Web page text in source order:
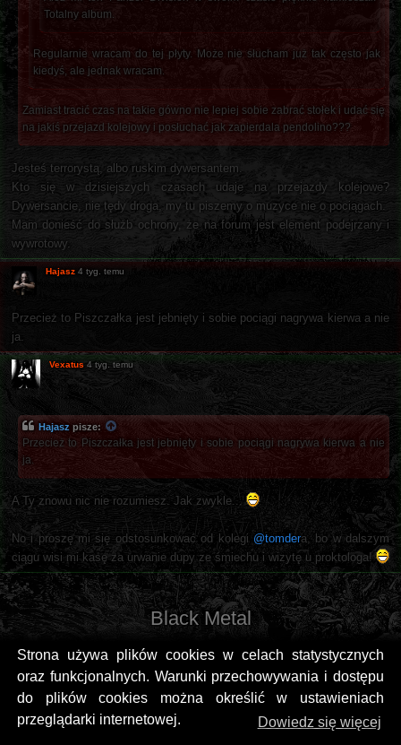
Strona używa plików cookies w celach statystycznych
oraz funkcjonalnych. Warunki przechowywania i dostępu
do plików cookies można określić w ustawieniach
przeglądarki internetowej.
Dowiedz się więcej
Totalny album.
Regularnie wracam do tej płyty. Może nie słucham już tak często jak
kiedyś, ale jednak wracam.
Zamiast tracić czas na takie gówno nie lepiej sobie zabrać stołek i udać się
na jakiś przejazd kolejowy i posłuchać jak zapierdala pendolino???
Jesteś terrorystą, albo ruskim dywersantem.
Kto się w dzisiejszych czasach udaje na przejazdy kolejowe?
Dywersancie, nie tędy droga, my tu piszemy o muzyce nie o pociągach.
Mam donieść do służb ochrony, że na forum jest element podejrzany i
wywrotowy.
Hajasz 4 tyg. temu
Przecież to Piszczałka jest jebnięty i sobie pociągi nagrywa kierwa a nie
ja.
Vexatus 4 tyg. temu
Hajasz pisze:
Przecież to Piszczałka jest jebnięty i sobie pociągi nagrywa kierwa a nie
ja.
A Ty znowu nic nie rozumiesz. Jak zwykle...
No i proszę mi się odstosunkować od kolegi @tomdera, bo w dalszym
ciągu wisi mi kasę za urwanie dupy ze śmiechu i wizytę u proktologa!
Black Metal